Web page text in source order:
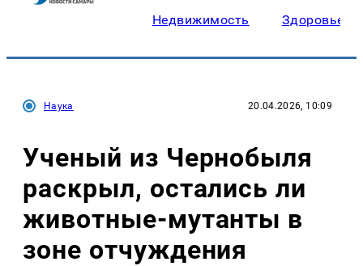
Недвижимость Здоровье
Наука 20.04.2026, 10:09
Ученый из Чернобыля
раскрыл, остались ли
животные-мутанты в
зоне отчуждения